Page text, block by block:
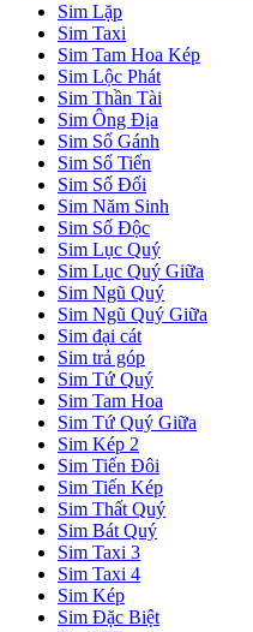
Sim Lặp
Sim Taxi
Sim Tam Hoa Kép
Sim Lộc Phát
Sim Thần Tài
Sim Ông Địa
Sim Số Gánh
Sim Số Tiến
Sim Số Đối
Sim Năm Sinh
Sim Số Độc
Sim Lục Quý
Sim Lục Quý Giữa
Sim Ngũ Quý
Sim Ngũ Quý Giữa
Sim đại cát
Sim trả góp
Sim Tứ Quý
Sim Tam Hoa
Sim Tứ Quý Giữa
Sim Kép 2
Sim Tiến Đôi
Sim Tiến Kép
Sim Thất Quý
Sim Bát Quý
Sim Taxi 3
Sim Taxi 4
Sim Kép
Sim Đặc Biệt